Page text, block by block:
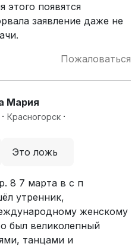
этого появятся
заявление даже не
Пожаловаться
Мария
· Красногорск ·
Это ложь
8 7 марта в с п
утренник,
женскому
был великолепный
танцами и